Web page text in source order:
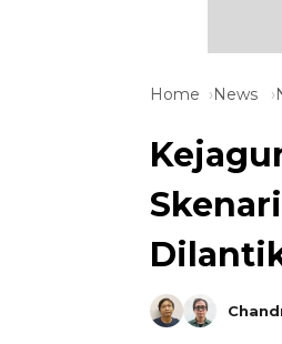
Home News